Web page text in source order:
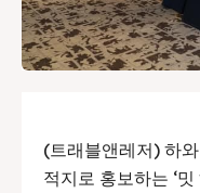
(트래블앤레저) 하
적지로 홍보하는 ‘